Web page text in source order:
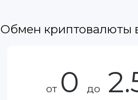
Обмен криптовалюты
от 0 до